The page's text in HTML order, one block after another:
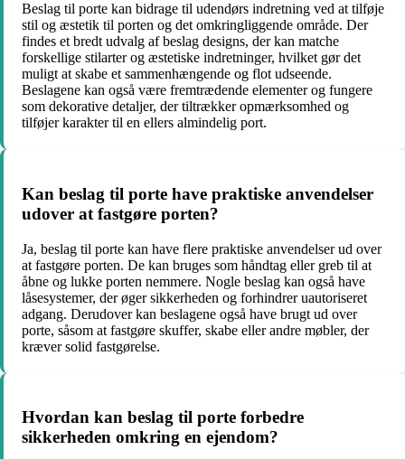
Beslag til porte kan bidrage til udendørs indretning ved at tilføje
stil og æstetik til porten og det omkringliggende område. Der
findes et bredt udvalg af beslag designs, der kan matche
forskellige stilarter og æstetiske indretninger, hvilket gør det
muligt at skabe et sammenhængende og flot udseende.
Beslagene kan også være fremtrædende elementer og fungere
som dekorative detaljer, der tiltrækker opmærksomhed og
tilføjer karakter til en ellers almindelig port.
Kan beslag til porte have praktiske anvendelser
udover at fastgøre porten?
Ja, beslag til porte kan have flere praktiske anvendelser ud over
at fastgøre porten. De kan bruges som håndtag eller greb til at
åbne og lukke porten nemmere. Nogle beslag kan også have
låsesystemer, der øger sikkerheden og forhindrer uautoriseret
adgang. Derudover kan beslagene også have brugt ud over
porte, såsom at fastgøre skuffer, skabe eller andre møbler, der
kræver solid fastgørelse.
Hvordan kan beslag til porte forbedre
sikkerheden omkring en ejendom?